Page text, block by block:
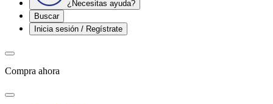
¿Necesitas ayuda?
Buscar
Inicia sesión / Regístrate
Compra ahora